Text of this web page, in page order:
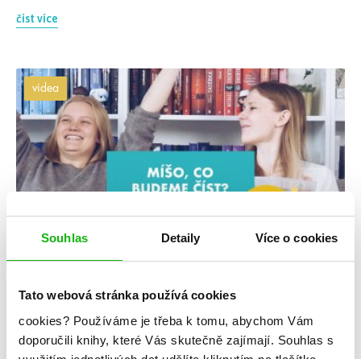
Souhlas Detaily Více o cookies
Tato webová stránka používá cookies
cookies? Používáme je třeba k tomu, abychom Vám
doporučili knihy, které Vás skutečně zajímají. Souhlas s
číst více
videa
8. 6. 2020
Míšo, co budeme číst v červnu a červenci 2020?
01:13 Standalones 10:43 První díly nových sérií 10:58